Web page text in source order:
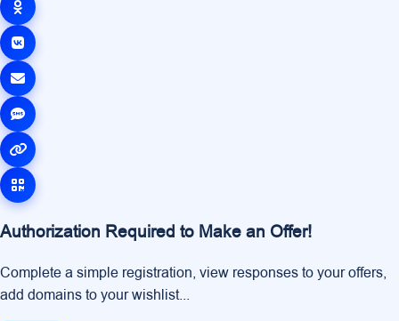
Authorization Required to Make an Offer!
Complete a simple registration, view responses to your offers,
add domains to your wishlist...